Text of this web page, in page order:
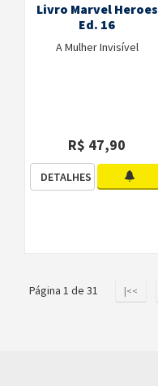
Livro Marvel Heroes
Ed. 16
A Mulher Invisível
R$ 47,90
DETALHES
Página 1 de 31 |<<